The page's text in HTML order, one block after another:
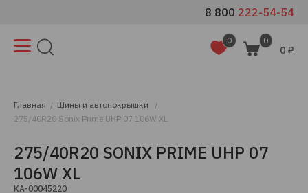
8 800 222-54-54
0 0
0 ₽
Главная
Шины и автопокрышки
275/40R20 Sonix Prime UHP 07 106W XL
275/40R20 SONIX PRIME UHP 07
106W XL
КА-00045220